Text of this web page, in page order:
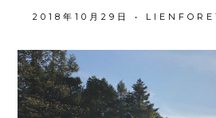
2018年10月29日 •